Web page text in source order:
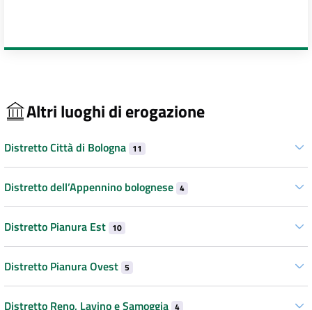
Altri luoghi di erogazione
Distretto Città di Bologna 11
Distretto dell’Appennino bolognese 4
Distretto Pianura Est 10
Distretto Pianura Ovest 5
Distretto Reno, Lavino e Samoggia 4